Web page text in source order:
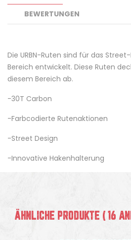
BEWERTUNGEN
Die URBN-Ruten sind für das
Bereich entwickelt. Diese Ruten
diesem Bereich ab.
-30T Carbon
-Farbcodierte Rutenaktionen
-Street Design
-Innovative Hakenhalterung
ÄHNLICHE PRODUKTE ( 16